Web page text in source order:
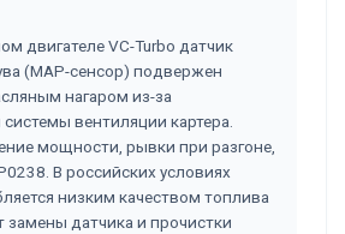
двигателе VC-Turbo датчик
(MAP-сенсор) подвержен
нагаром из-за
вентиляции картера.
мощности, рывки при разгоне,
В российских условиях
низким качеством топлива
замены датчика и прочистки